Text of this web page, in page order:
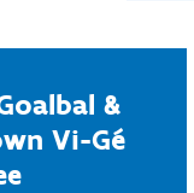
&
Vi-Gé